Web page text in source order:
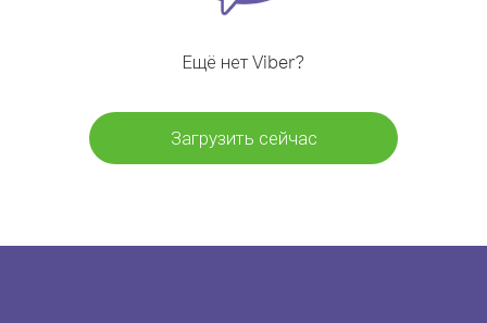
Ещё нет Viber?
Загрузить сейчас